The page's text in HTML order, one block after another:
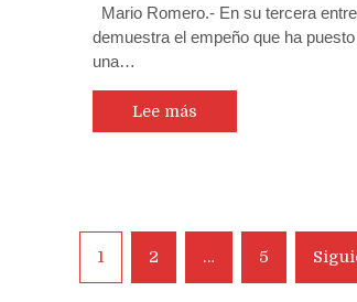
Mario Romero.- En su tercera
demuestra el empeño que ha
una…
Lee más
Navegación
de
1 2 … 5